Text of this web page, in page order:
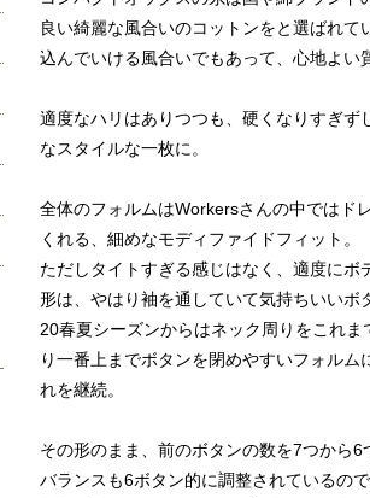
良い綺麗な風合いのコットンをと選ばれて
込んでいける風合いでもあって、心地よい
適度なハリはありつつも、硬くなりすぎず
なスタイルな一枚に。
全体のフォルムはWorkersさんの中ではド
くれる、細めなモディファイドフィット。
ただしタイトすぎる感じはなく、適度にボ
形は、やはり袖を通していて気持ちいいボ
20春夏シーズンからはネック周りをこれま
り一番上までボタンを閉めやすいフォルム
れを継続。
その形のまま、前のボタンの数を7つから
バランスも6ボタン的に調整されているの